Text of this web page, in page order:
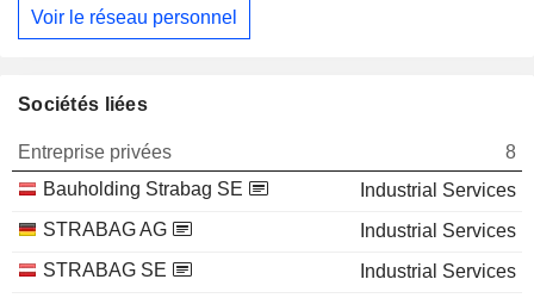
Voir le réseau personnel
Sociétés liées
Entreprise privées
8
Bauholding Strabag SE
Industrial Services
STRABAG AG
Industrial Services
STRABAG SE
Industrial Services